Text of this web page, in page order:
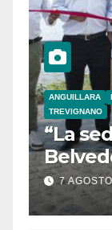
ANGUILLARA
TREVIGNANO
“La
7